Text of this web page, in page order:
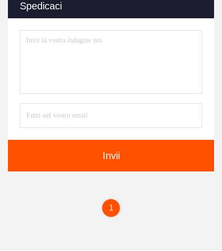
Spedicaci
Invii
1